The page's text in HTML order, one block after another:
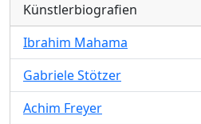
Künstlerbiografien
Ibrahim Mahama
Gabriele Stötzer
Achim Freyer